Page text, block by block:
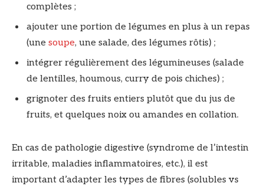
complètes ;
ajouter une portion de légumes en plus à un repas
(une soupe, une salade, des légumes rôtis) ;
intégrer régulièrement des légumineuses (salade
de lentilles, houmous, curry de pois chiches) ;
grignoter des fruits entiers plutôt que du jus de
fruits, et quelques noix ou amandes en collation.
En cas de pathologie digestive (syndrome de l’intestin
irritable, maladies inflammatoires, etc.), il est
important d’adapter les types de fibres (solubles vs